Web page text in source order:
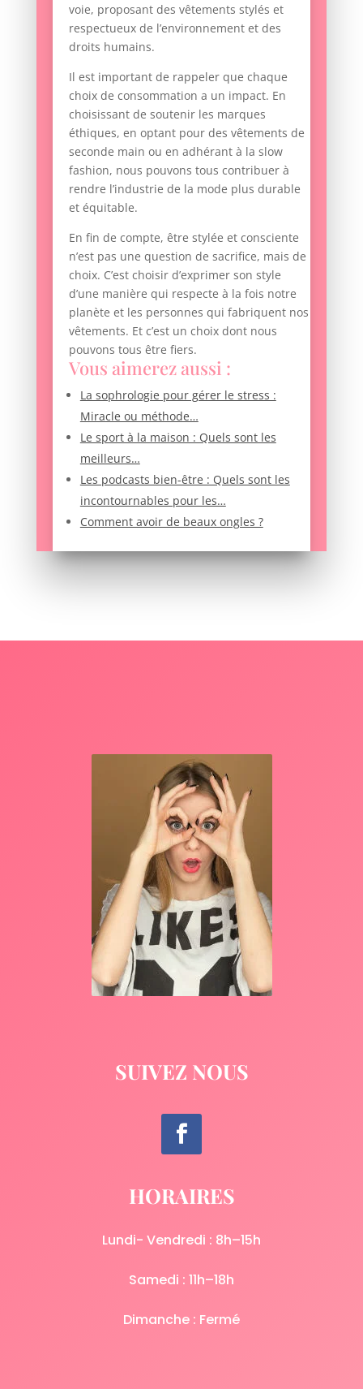
voie, proposant des vêtements stylés et
respectueux de l’environnement et des
droits humains.
Il est important de rappeler que chaque
choix de consommation a un impact. En
choisissant de soutenir les marques
éthiques, en optant pour des vêtements de
seconde main ou en adhérant à la slow
fashion, nous pouvons tous contribuer à
rendre l’industrie de la mode plus durable
et équitable.
En fin de compte, être stylée et consciente
n’est pas une question de sacrifice, mais de
choix. C’est choisir d’exprimer son style
d’une manière qui respecte à la fois notre
planète et les personnes qui fabriquent nos
vêtements. Et c’est un choix dont nous
pouvons tous être fiers.
Vous aimerez aussi :
La sophrologie pour gérer le stress :
Miracle ou méthode…
Le sport à la maison : Quels sont les
meilleurs…
Les podcasts bien-être : Quels sont les
incontournables pour les…
Comment avoir de beaux ongles ?
SUIVEZ NOUS
HORAIRES
Lundi- Vendredi : 8h–15h
Samedi : 11h–18h
Dimanche : Fermé